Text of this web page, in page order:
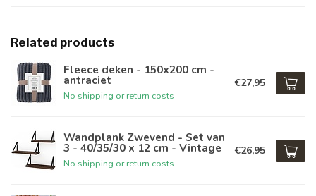
Related products
Fleece deken - 150x200 cm -
antraciet
No shipping or return costs
€27,95
Wandplank Zwevend - Set van
3 - 40/35/30 x 12 cm - Vintage
No shipping or return costs
€26,95